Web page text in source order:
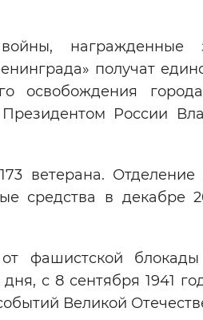
Выключены
награжденные
получат
города
России
ветерана.
средства в декабре
фашистской
с 8 сентября 1941
Великой